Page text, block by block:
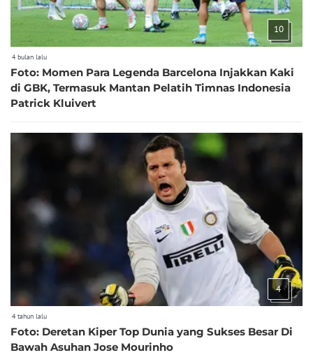
10
4 bulan lalu
Foto: Momen Para Legenda Barcelona Injakkan Kaki
di GBK, Termasuk Mantan Pelatih Timnas Indonesia
Patrick Kluivert
4
4 tahun lalu
Foto: Deretan Kiper Top Dunia yang Sukses Besar Di
Bawah Asuhan Jose Mourinho